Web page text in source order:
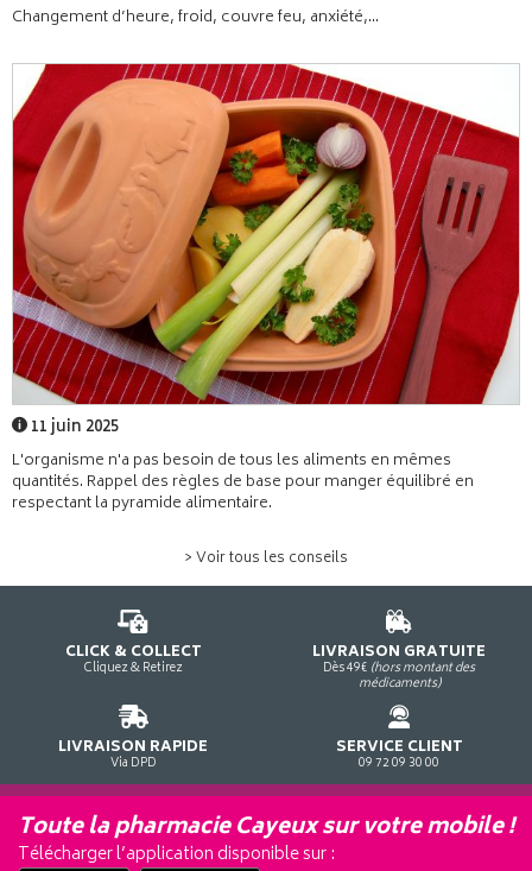
Changement d’heure, froid, couvre feu, anxiété,...
11 juin 2025
L'organisme n'a pas besoin de tous les aliments en mêmes
quantités. Rappel des règles de base pour manger équilibré en
respectant la pyramide alimentaire.
> Voir tous les conseils
CLICK & COLLECT
Cliquez & Retirez
LIVRAISON GRATUITE
Dès 49€ (hors montant des
médicaments)
LIVRAISON RAPIDE
Via DPD
SERVICE CLIENT
09 72 09 30 00
Toute la pharmacie Cayeux sur votre mobile !
Télécharger l’application disponible sur :